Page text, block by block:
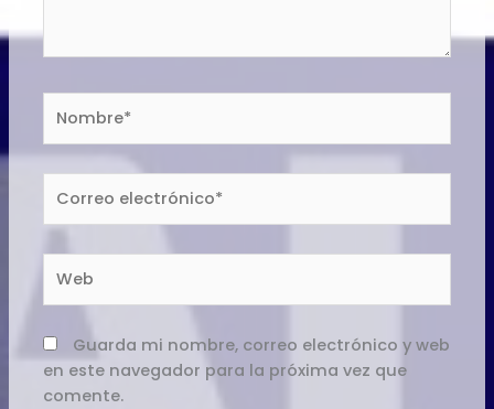
electrónico*
Guarda mi nombre, correo electrónico y web
en este navegador para la próxima vez que
comente.